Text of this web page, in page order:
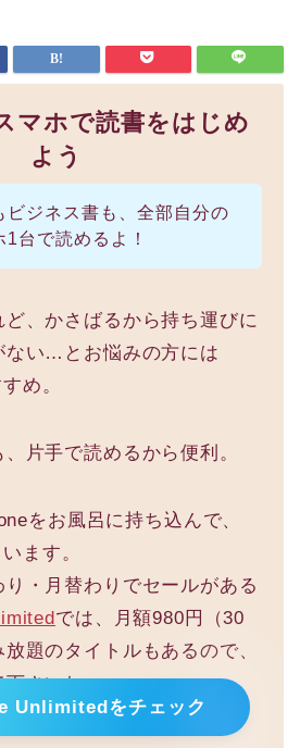
マホで読書をはじめ
よう
ビジネス書も、全部自分の
1台で読めるよ！
、かさばるから持ち運びに
ない…とお悩みの方には
め。
片手で読めるから便利。
をお風呂に持ち込んで、
ます。
り・月替わりでセールがある
では、月額980円（30
題のタイトルもあるので、
下さいね。
Unlimitedをチェック